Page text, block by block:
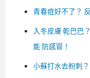
青春痘好不了？
入冬皮膚 乾巴巴
能 防感冒！
小蘇打水去粉刺